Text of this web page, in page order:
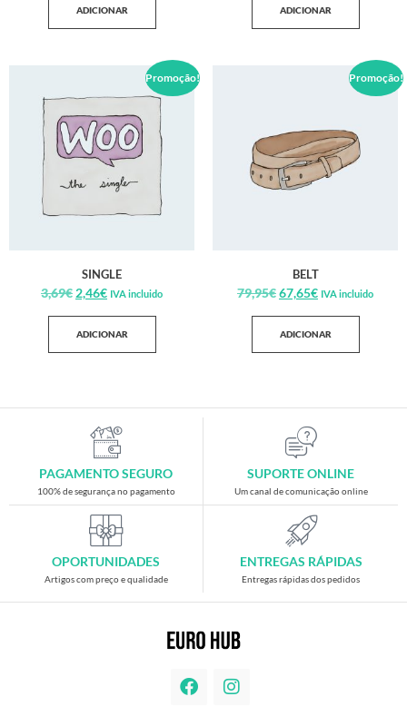
ADICIONAR ADICIONAR
Promoção!
SINGLE
3,69€ 2,46€ IVA incluido
ADICIONAR
Promoção!
BELT
79,95€67,65€ IVA incluido
ADICIONAR
PAGAMENTO SEGURO
100% de segurança no pagamento
SUPORTE ONLINE
Um canal de comunicação online
OPORTUNIDADES
Artigos com preço e qualidade
ENTREGAS RÁPIDAS
Entregas rápidas dos pedidos